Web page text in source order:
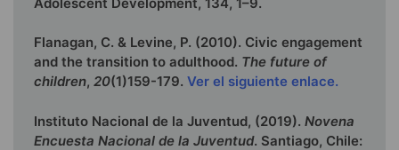
Flanagan, C. & Levine, P. (2010). Civic engagement
and the transition to adulthood. The future of
children, 20(1)159-179. Ver el siguiente enlace.
Instituto Nacional de la Juventud, (2019). Novena
Encuesta Nacional de la Juventud. Santiago, Chile: